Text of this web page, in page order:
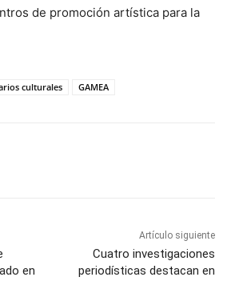
de promoción artística para la
culturales GAMEA
en
Artículo siguiente
Cuatro investigaciones
periodísticas destacan en